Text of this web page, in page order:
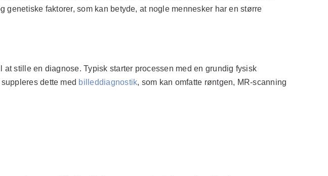
faktorer, som kan betyde, at nogle mennesker har en større
stille en diagnose. Typisk starter processen med en grundig fysisk
dette med billeddiagnostik, som kan omfatte røntgen, MR-scanning